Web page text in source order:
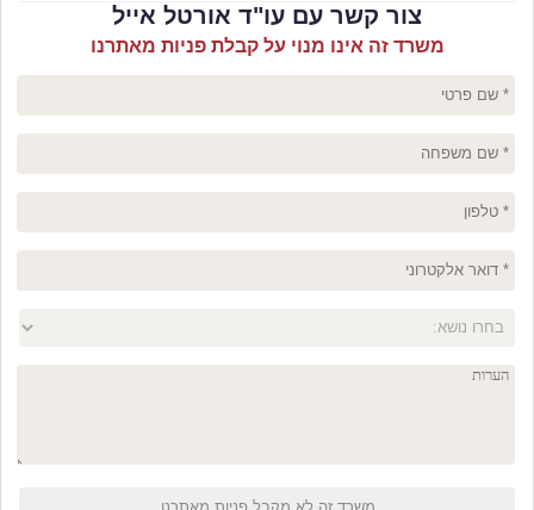
צור קשר עם עו"ד אורטל אייל
משרד זה אינו מנוי על קבלת פניות מאתרנו